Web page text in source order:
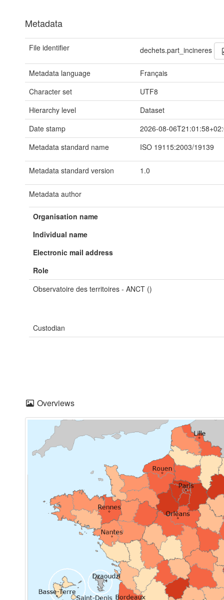
Metadata
File identifier dechets.part_incineres
Metadata language
Français
Character set
UTF8
Hierarchy level
Dataset
Date stamp
2026-08-
Metadata standard name
ISO 19115:2003/19139
Metadata standard version 1.0
Metadata author
Organisation name
Individual name
Electronic mail address
Role
Observatoire des territoires - ANCT ()
Custodian
Overviews